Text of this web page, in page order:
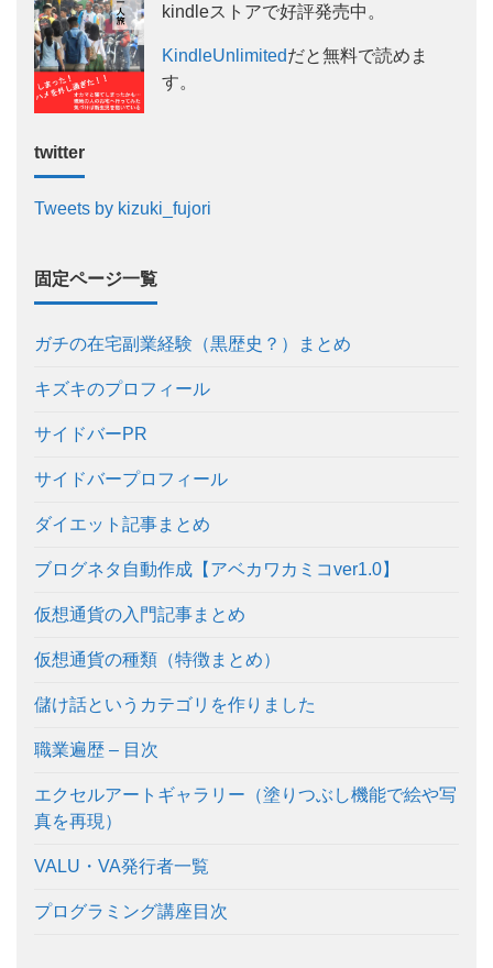
kindleストアで好評発売中。
KindleUnlimitedだと無料で読めま
す。
twitter
Tweets by kizuki_fujori
固定ページ一覧
ガチの在宅副業経験（黒歴史？）まとめ
キズキのプロフィール
サイドバーPR
サイドバープロフィール
ダイエット記事まとめ
ブログネタ自動作成【アベカワカミコver1.0】
仮想通貨の入門記事まとめ
仮想通貨の種類（特徴まとめ）
儲け話というカテゴリを作りました
職業遍歴 – 目次
エクセルアートギャラリー（塗りつぶし機能で絵や写
真を再現）
VALU・VA発行者一覧
プログラミング講座目次